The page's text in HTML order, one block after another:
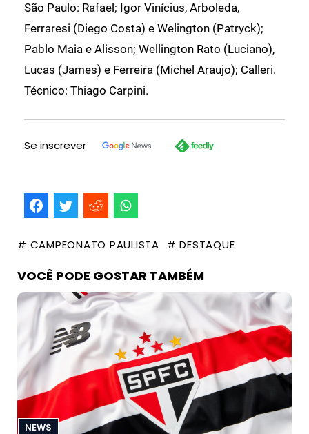
São Paulo: Rafael; Igor Vinícius, Arboleda,
Ferraresi (Diego Costa) e Welington (Patryck);
Pablo Maia e Alisson; Wellington Rato (Luciano),
Lucas (James) e Ferreira (Michel Araujo); Calleri.
Técnico: Thiago Carpini.
Se inscrever
# CAMPEONATO PAULISTA # DESTAQUE
VOCÊ PODE GOSTAR TAMBÉM
NEWS